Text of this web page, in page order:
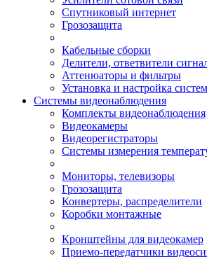
Спутниковый интернет
Грозозащита
Кабельные сборки
Делители, ответвители
Аттенюаторы и фильтры
Установка и настройка
Системы видеонаблюдения
Комплекты видеонаблюдения
Видеокамеры
Видеорегистраторы
Системы измерения
Мониторы, телевизоры
Грозозащита
Конвертеры, распределители
Коробки монтажные
Кронштейны для видеокамер
Приемо-передатчики